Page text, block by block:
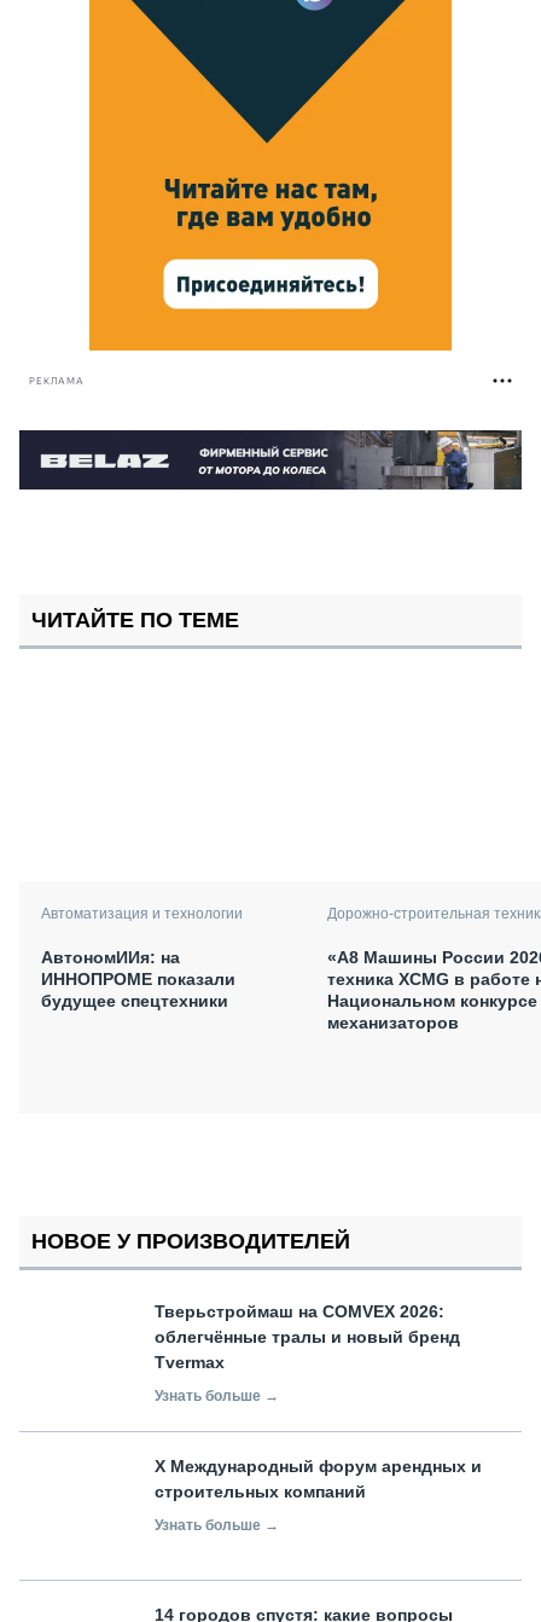
РЕКЛАМА
ЧИТАЙТЕ ПО ТЕМЕ
Автоматизация и технологии
АвтономИИя: на
ИННОПРОМЕ показали
будущее спецтехники
Дорожно-строительная
«А8 Машины России
техника XCMG в работе
Национальном конкурсе
механизаторов
НОВОЕ У ПРОИЗВОДИТЕЛЕЙ
Тверьстроймаш на COMVEX 2026:
облегчённые тралы и новый бренд
Tvermax
Узнать больше →
X Международный форум арендных и
строительных компаний
Узнать больше →
14 городов спустя: какие вопросы